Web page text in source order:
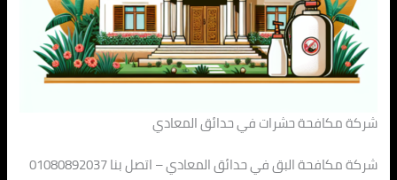
شركة مكافحة حشرات في حدائق المعادي
شركة مكافحة البق في حدائق المعادي – اتصل بنا 01080892037